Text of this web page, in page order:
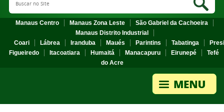
Manaus Centro Manaus Zona Leste
São Gabriel da Cachoeira
Manaus Distrito Industrial
Coari
Lábrea Iranduba Maués Parintins Tabatinga
Figueiredo
Itacoatiara Humaitá Manacapuru Eirunepé
Tefé
do Acre